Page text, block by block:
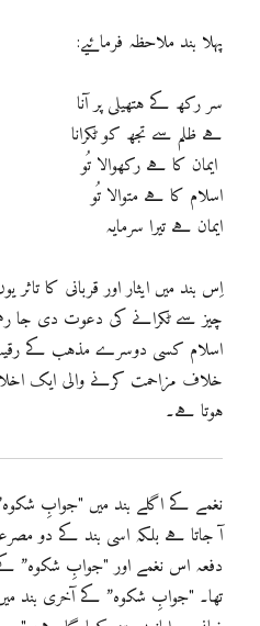
پہلا بند ملاحظہ فرمائیے:
سر رکھ کے ہتھیلی پر آنا
ہے ظلم سے تجھ کو ٹکرانا
ایمان کا ہے رکھوالا تُو
اسلام کا ہے متوالا تُو
ایمان ہے تیرا سرمایہ
اِس بند میں ایثار اور قربانی کا
چیز سے ٹکرانے کی دعوت دی جا
اسلام کسی دوسرے مذہب کے
خلاف مزاحمت کرنے والی ایک
ہوتا ہے۔
نغمے کے اگلے بند میں "جوابِ
آ جاتا ہے بلکہ اسی بند کے دو
دفعہ اس نغمے اور "جوابِ شکوہ”
تھا۔ "جوابِ شکوہ” کے آخری بند